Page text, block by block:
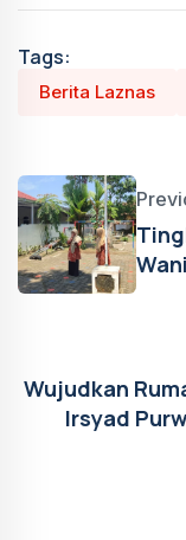
Tags:
Berita Laznas
Wujudkan
Irsyad